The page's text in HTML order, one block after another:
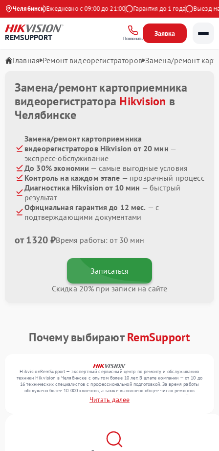
Челябинск
на Яндекс Ежедневно с 09:00 до 21:00 Гарантия до 1 года Выезд
REMSUPPORT Позвонить
Заявка
Главная Ремонт видеорегистраторов Замена/ремонт
Замена/ремонт картоприемника
видеорегистратора Hikvision в
Челябинске
Замена/ремонт картоприемника
видеорегистраторов Hikvision от 20 мин —
экспресс-обслуживание
До 30% экономии — самые выгодные условия
Контроль на каждом этапе — прозрачный процесс
Диагностика Hikvision от 10 мин — быстрый
результат
Официальная гарантия до 12 мес. — с
подтверждающими документами
от 1320 ₽Время работы: от 30 мин
Записаться
Скидка 20% при записи на сайте
Почему выбираютRemSupport
HikvisionRemSupport — экспертный сервисный центр по ремонту и обслуживанию
техники Hikvision в Челябинске с опытом более 10 лет. В штате компании — от 10 до
16 технических специалистов с профессиональной подготовкой. За время работы
обслужено более 10 000 клиентов, а также выполнено общее число ремонтов
превысило 12 000. Ежемесячно в сервисный центр поступает от 300 устройств,
включая , , . Мы выполняем ремонт различного уровня сложности и гарантируем
Читать далее